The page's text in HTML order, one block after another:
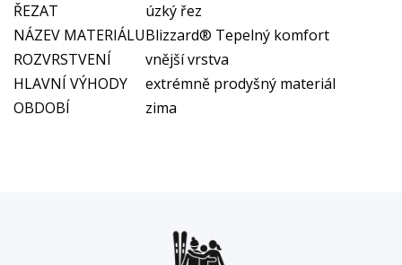
ŘEZAT
úzký řez
NÁZEV MATERIÁLUBlizzard® Tepelný komfort
ROZVRSTVENÍ
vnější vrstva
HLAVNÍ VÝHODY
extrémně prodyšný materiál
OBDOBÍ
zima